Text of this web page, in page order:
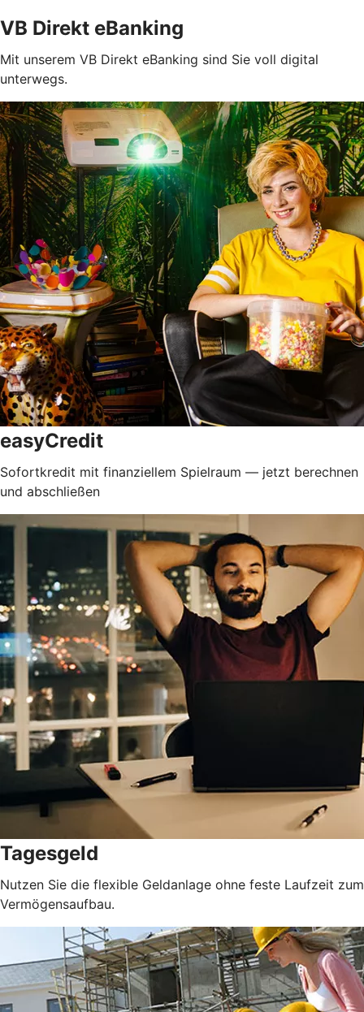
VB Direkt eBanking
Mit unserem VB Direkt eBanking sind Sie voll digital
unterwegs.
easyCredit
Sofortkredit mit finanziellem Spielraum — jetzt berechnen
und abschließen
Tagesgeld
Nutzen Sie die flexible Geldanlage ohne feste Laufzeit zum
Vermögensaufbau.